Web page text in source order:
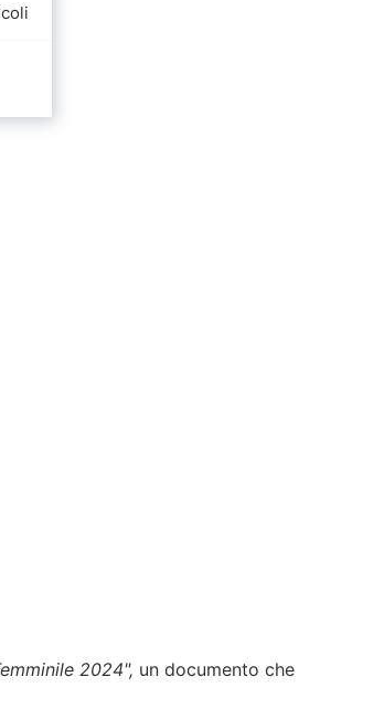
2024", un documento che